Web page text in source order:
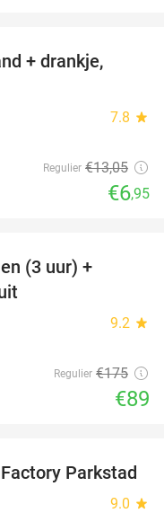
+ drankje,
7.8 star
Regulier €13,05
€6,95
(3 uur) +
9.2 star
Regulier €175
€89
47%
Parkstad
9.0 star